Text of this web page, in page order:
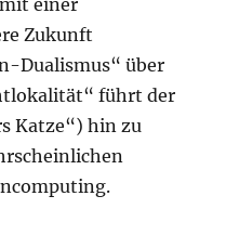
einer
Zukunft
Dualismus“ über
führt der
Katze“) hin zu